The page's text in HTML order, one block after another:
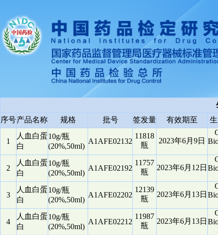
序号产品名称 规格 批号 签发量 有效期至
1
人血白蛋
白
10g/瓶
(20%,50ml)
A1AFE02132
11818
瓶
2023年6月9日
2
人血白蛋
白
10g/瓶
(20%,50ml)
A1AFE02192
11757
瓶
2023年6月12日
3
人血白蛋
白
10g/瓶
(20%,50ml)
A1AFE02202
12139
瓶
2023年6月13日
4
人血白蛋
白
10g/瓶
(20%,50ml)
A1AFE02212
11987
瓶
2023年6月13日